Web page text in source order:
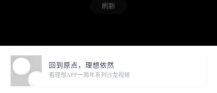
刷新
回到原点，理想依然
看理想APP一周年系列沙龙视频